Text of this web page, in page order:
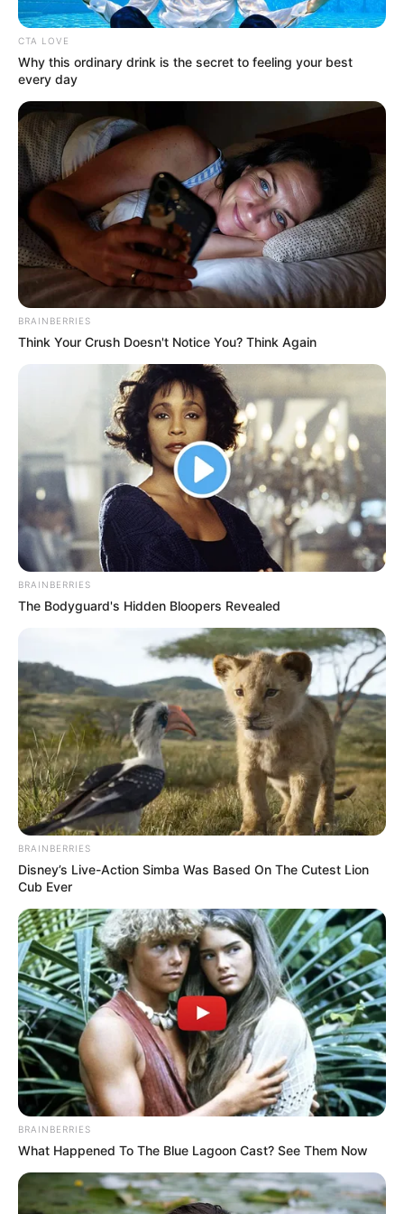
Jugó en el Real Madrid, estuvo en el
8-0 contra Millonarios y sería refuerzo
del Deportivo Pasto
FICHAJES MILLONARIOS
Millonarios contrató al
goleador del fútbol
en Santa Fe
HINCHAS
Hinchas del Pasto se
metieron a la cancha y
atacaron a jugadores del
Tolima tras el partido en el
Libertad
DEPORTES TOLIMA
Tolima acabó con el sueño
quitarle la final a Nacional
DEPORTES TOLIMA
Celebra el indio pijao:
Tolima le ganó al Pasto en
Ibagué
entrar al partido Tolima vs.
Pasto: Alcaldía de Ibagué
confirma las medidas de
seguridad
INDEPENDIENTE SANTA FE
Santa Fe se trajo tres
puntos de Pasto y sigue
soñando con la
clasificación: victoria de 1-
PELEA DE HINCHAS
CTA LOVE
Why this ordinary drink is the secret to feeling your best
every day
BRAINBERRIES
Think Your Crush Doesn't Notice You? Think Again
BRAINBERRIES
The Bodyguard's Hidden Bloopers Revealed
BRAINBERRIES
Disney’s Live-Action Simba Was Based On The Cutest Lion
Cub Ever
BRAINBERRIES
What Happened To The Blue Lagoon Cast? See Them Now